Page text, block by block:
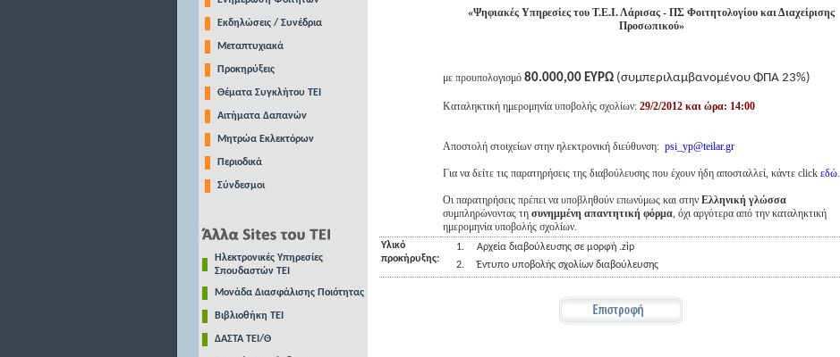
Εκδηλώσεις / Συνέδρια
Μεταπτυχιακά
Προκηρύξεις
Θέματα Συγκλήτου ΤΕΙ
Αιτήματα Δαπανών
Μητρώα Εκλεκτόρων
Περιοδικά
Σύνδεσμοι
Ηλεκτρονικές Υπηρεσίες
Σπουδαστών ΤΕΙ
Μονάδα Διασφάλισης Ποιότητας
Βιβλιοθήκη ΤΕΙ
ΔΑΣΤΑ ΤΕΙ/Θ
«Ψηφιακές Υπηρεσίες του Τ.Ε.Ι. Λάρισας - ΠΣ Φοιτητολογίου και Διαχείρισης
Προσωπικού»
με προυπολογισμό 80.000,00 ΕΥΡΩ (συμπεριλαμβανομένου ΦΠΑ 23%)
Καταληκτική ημερομηνία υποβολής σχολίων: 29/2/2012 και ώρα: 14:00
Αποστολή στοιχείων στην ηλεκτρονική διεύθυνση: psi_yp@teilar.gr
Για να δείτε τις παρατηρήσεις της διαβούλευσης που έχουν ήδη αποσταλλεί, κάντε click εδώ.
Οι παρατηρήσεις πρέπει να υποβληθούν επωνύμως και στην Ελληνική γλώσσα
συμπληρώνοντας τη συνημμένη απαντητική φόρμα, όχι αργότερα από την καταληκτική
ημερομηνία υποβολής σχολίων.
Υλικό
προκήρυξης:
1.
Αρχεία διαβούλευσης σε μορφή .zip
2.
Έντυπο υποβολής σχολίων διαβούλευσης